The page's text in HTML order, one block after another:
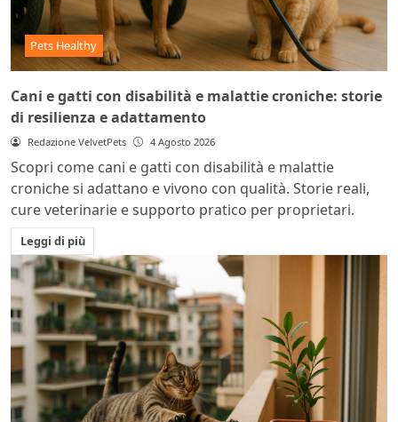
Pets Healthy
Cani e gatti con disabilità e malattie croniche: storie
di resilienza e adattamento
Redazione VelvetPets 4 Agosto 2026
Scopri come cani e gatti con disabilità e malattie
croniche si adattano e vivono con qualità. Storie reali,
cure veterinarie e supporto pratico per proprietari.
Leggi di più